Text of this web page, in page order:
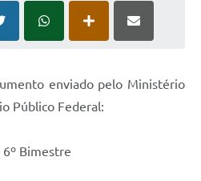
enviado pelo Ministério
Público Federal:
Bimestre